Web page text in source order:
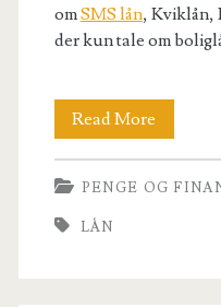
omSMS lån, Kviklån,
der kun tale om
Read More
lån
PENGE OG
LÅN